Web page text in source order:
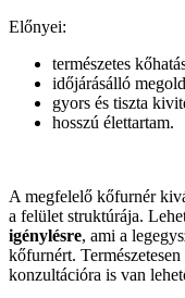
Előnyei:
természetes
időjárásálló
gyors és tiszta
hosszú élettartam.
A megfelelő kőfurnér
a felület struktúrája.
igénylésre, ami a
kőfurnért.
konzultációra is van